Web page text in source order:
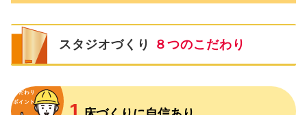
スタジオづくり ８つのこだわり